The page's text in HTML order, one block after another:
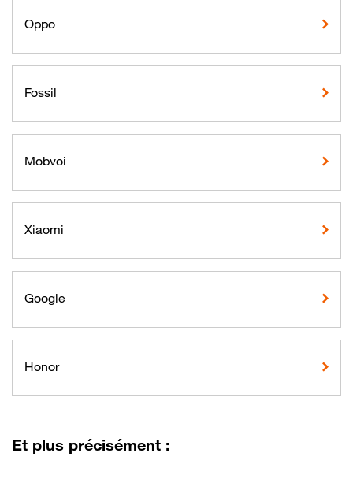
Oppo
Fossil
Mobvoi
Xiaomi
Google
Honor
Et plus précisément :